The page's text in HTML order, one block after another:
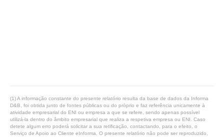
(1) A informação constante do presente relatório resulta da base de dados da Informa
D&B, foi obtida junto de fontes públicas ou do próprio e faz referência unicamente à
atividade empresarial do ENI ou empresa a que se refere, sendo apenas possível
utilizá-la dentro do âmbito empresarial que realiza a respetiva empresa ou ENI. Caso
detete algum erro poderá solicitar a sua retificação, contactando, para o efeito, o
Serviço de Apoio ao Cliente eInforma. O presente relatório não pode ser reproduzido,